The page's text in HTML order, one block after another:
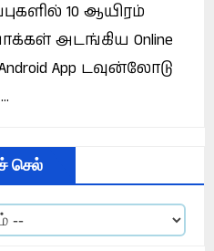
10 ஆயிரம்
அடங்கிய Online
Android App டவுன்லோடு
செல்